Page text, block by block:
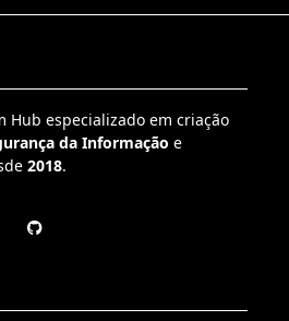
Hub especializado em criação
da Informação e
2018.